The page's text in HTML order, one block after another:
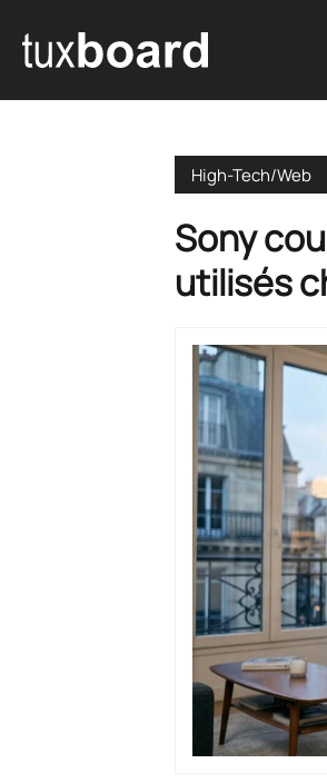
High-Tech/Web
Sony
utilisés